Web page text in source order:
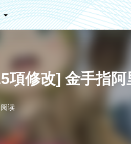
修改] 金手指阿
读